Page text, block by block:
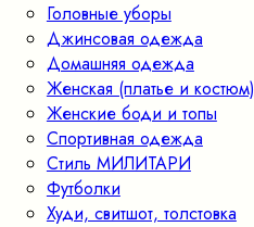
Головные уборы
Джинсовая одежда
Домашняя одежда
Женская (платье и костюм)
Женские боди и топы
Спортивная одежда
Стиль МИЛИТАРИ
Футболки
Худи, свитшот, толстовка